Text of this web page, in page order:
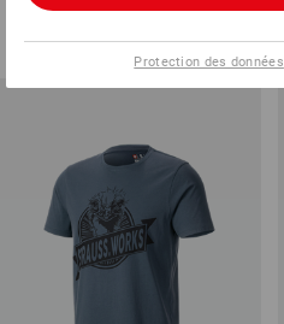
(TTC) à p. de 10 Pièces
Protection des données